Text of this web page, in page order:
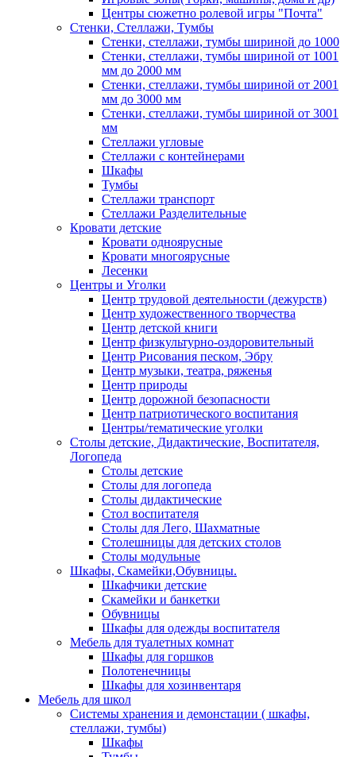
Центры сюжетно ролевой игры "Почта"
Стенки, Стеллажи, Тумбы
Стенки, стеллажи, тумбы шириной до 1000
Стенки, стеллажи, тумбы шириной от 1001
мм до 2000 мм
Стенки, стеллажи, тумбы шириной от 2001
мм до 3000 мм
Стенки, стеллажи, тумбы шириной от 3001
мм
Стеллажи угловые
Стеллажи с контейнерами
Шкафы
Тумбы
Стеллажи транспорт
Стеллажи Разделительные
Кровати детские
Кровати одноярусные
Кровати многоярусные
Лесенки
Центры и Уголки
Центр трудовой деятельности (дежурств)
Центр художественного творчества
Центр детской книги
Центр физкультурно-оздоровительный
Центр Рисования песком, Эбру
Центр музыки, театра, ряженья
Центр природы
Центр дорожной безопасности
Центр патриотического воспитания
Центры/тематические уголки
Столы детские, Дидактические, Воспитателя,
Логопеда
Столы детские
Столы для логопеда
Столы дидактические
Стол воспитателя
Столы для Лего, Шахматные
Столешницы для детских столов
Столы модульные
Шкафы, Скамейки,Обувницы.
Шкафчики детские
Скамейки и банкетки
Обувницы
Шкафы для одежды воспитателя
Мебель для туалетных комнат
Шкафы для горшков
Полотенечницы
Шкафы для хозинвентаря
Мебель для школ
Системы хранения и демонстации ( шкафы,
стеллажи, тумбы)
Шкафы